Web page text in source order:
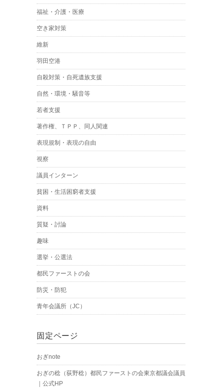
福祉・介護・医療
空き家対策
維新
羽田空港
自殺対策・自死遺族支援
自然・環境・騒音等
若者支援
著作権、ＴＰＰ、同人関連
表現規制・表現の自由
視察
議員インターン
貧困・生活困窮者支援
資料
質疑・討論
趣味
選挙・公選法
都民ファーストの会
防災・防犯
青年会議所（JC）
固定ページ
おぎnote
おぎの稔（荻野稔）都民ファーストの会東京都議会議員
｜公式HP